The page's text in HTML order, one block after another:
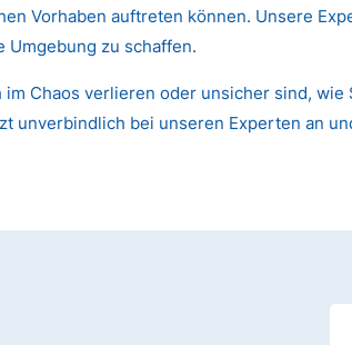
Vorhaben auftreten können. Unsere
zu schaffen.
Chaos verlieren oder unsicher sind, wie
unverbindlich bei unseren Experten an